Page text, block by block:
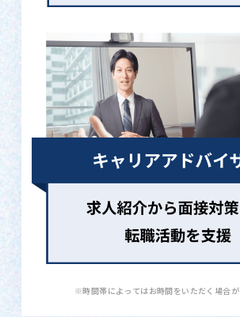
※時間帯によってはお時間をいただく場合が